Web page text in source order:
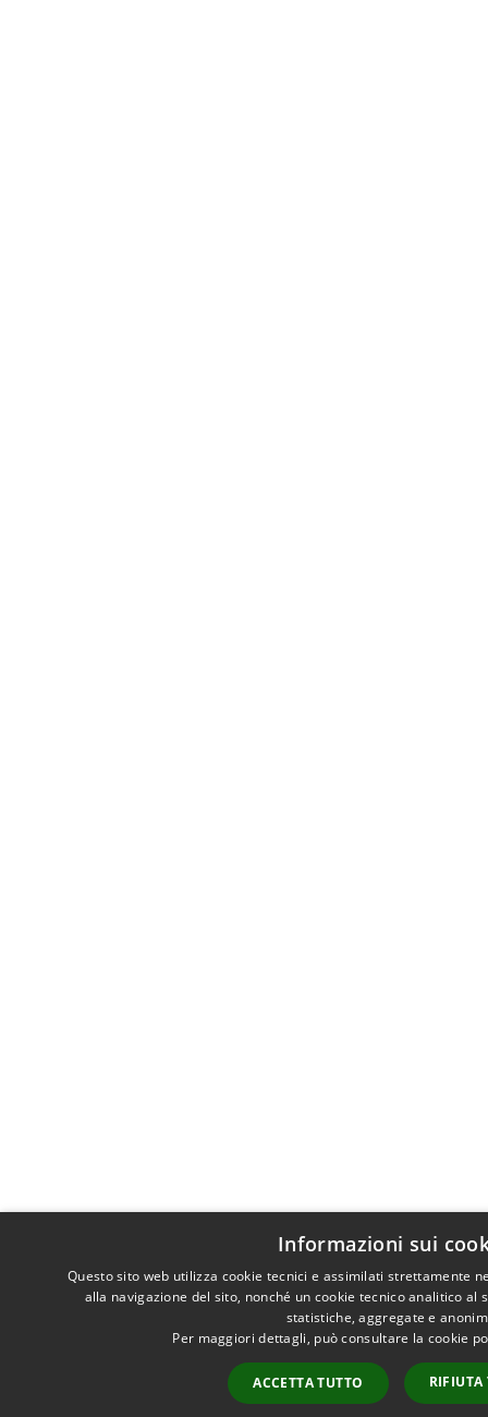
Informazioni sui
Questo sito web utilizza cookie tecnici e assimilati strettamente
alla navigazione del sito, nonché un cookie tecnico analitico
statistiche, aggregate e
Per maggiori dettagli, può consultare la cookie
ACCETTA TUTTO RIFIUTA